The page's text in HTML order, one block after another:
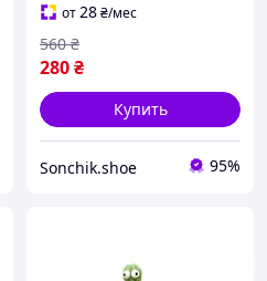
от28₴/мес
280₴
560 ₴
Купить
Sonchik.shoe 95%